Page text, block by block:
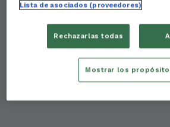
Lista de asociados (proveedores)
Rechazarlas todas
Mostrar los